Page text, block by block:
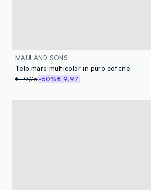
MAUI AND SONS
Telo mare multicolor in puro cotone
€ 19,95-50%€ 9,97